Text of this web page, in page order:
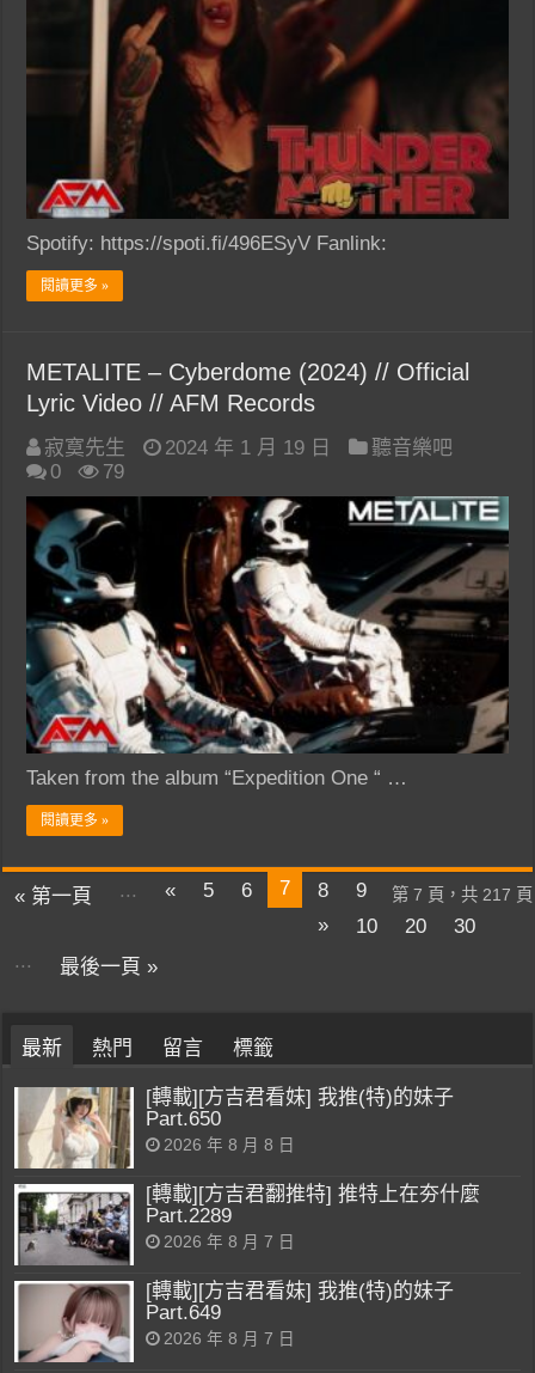
Spotify: https://spoti.fi/496ESyV Fanlink:
閱讀更多 »
METALITE – Cyberdome (2024) // Official
Lyric Video // AFM Records
寂寞先生 2024 年 1 月 19 日
聽音樂吧
0
79
Taken from the album “Expedition One “ …
閱讀更多 »
第 7 頁，共 217 頁
« 第一頁 ... « 5 6 7 8
9
»
10 20
30
...
最後一頁 »
最新 熱門 留言 標籤
[轉載][方吉君看妹] 我推(特)的妹子
Part.650
2026 年 8 月 8 日
[轉載][方吉君翻推特] 推特上在夯什麼
Part.2289
2026 年 8 月 7 日
[轉載][方吉君看妹] 我推(特)的妹子
Part.649
2026 年 8 月 7 日